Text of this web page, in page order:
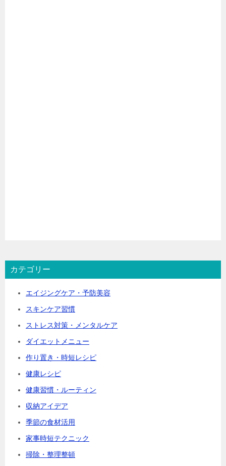
カテゴリー
エイジングケア・予防美容
スキンケア習慣
ストレス対策・メンタルケア
ダイエットメニュー
作り置き・時短レシピ
健康レシピ
健康習慣・ルーティン
収納アイデア
季節の食材活用
家事時短テクニック
掃除・整理整頓